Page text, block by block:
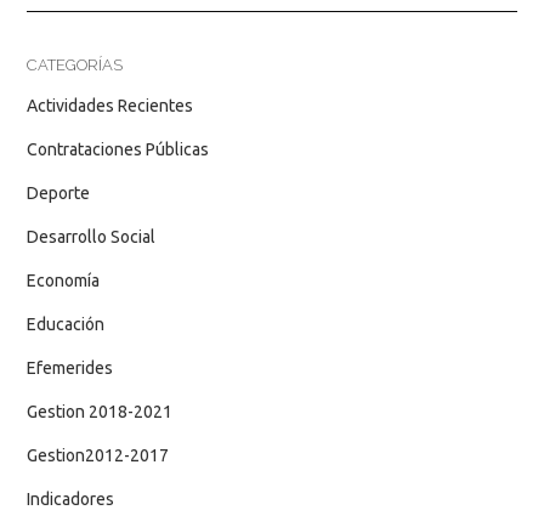
CATEGORÍAS
Actividades Recientes
Contrataciones Públicas
Deporte
Desarrollo Social
Economía
Educación
Efemerides
Gestion 2018-2021
Gestion2012-2017
Indicadores